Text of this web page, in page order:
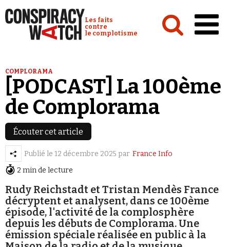
Conspiracy Watch :
Les faits
contre
le complotisme
Analyses
Conspipédia
Vidéos
Émissions
Newsletter
COMPLORAMA
[PODCAST] La 100ème
de Complorama
Écouter cet article
Publié le 12 décembre 2025 par France Info
2 min de lecture
Rudy Reichstadt et Tristan Mendès France
décryptent et analysent, dans ce 100ème
épisode, l'activité de la complosphère
depuis les débuts de Complorama. Une
émission spéciale réalisée en public à la